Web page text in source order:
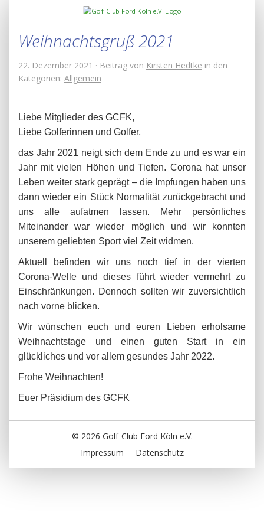
Weihnachtsgruß 2021
22. Dezember 2021 · Beitrag von Kirsten Hedtke in den
Kategorien: Allgemein
Liebe Mitglieder des GCFK,
Liebe Golferinnen und Golfer,
das Jahr 2021 neigt sich dem Ende zu und es war ein
Jahr mit vielen Höhen und Tiefen. Corona hat unser
Leben weiter stark geprägt – die Impfungen haben uns
dann wieder ein Stück Normalität zurückgebracht und
uns alle aufatmen lassen. Mehr persönliches
Miteinander war wieder möglich und wir konnten
unserem geliebten Sport viel Zeit widmen.
Aktuell befinden wir uns noch tief in der vierten
Corona-Welle und dieses führt wieder vermehrt zu
Einschränkungen. Dennoch sollten wir zuversichtlich
nach vorne blicken.
Wir wünschen euch und euren Lieben erholsame
Weihnachtstage und einen guten Start in ein
glückliches und vor allem gesundes Jahr 2022.
Frohe Weihnachten!
Euer Präsidium des GCFK
© 2026 Golf-Club Ford Köln e.V.
Impressum
Datenschutz